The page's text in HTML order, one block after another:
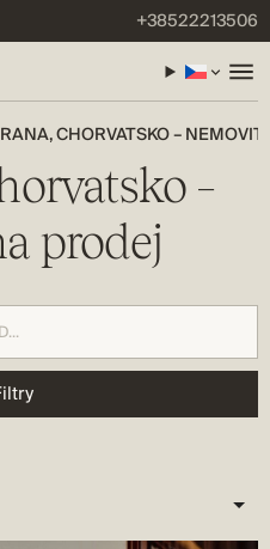
+38522213506
CHORVATSKO –
–
prodej